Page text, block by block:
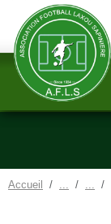
Accueil
Panneau de